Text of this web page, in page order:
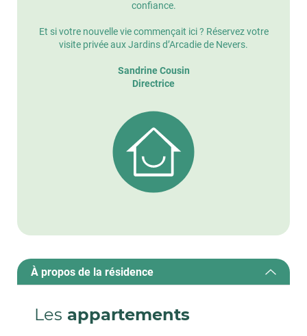
confiance.
Et si votre nouvelle vie commençait ici ? Réservez votre
visite privée aux Jardins d’Arcadie de Nevers.
Sandrine Cousin
Directrice
À propos de la résidence
Les appartements